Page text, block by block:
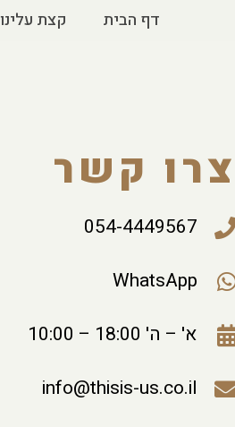
דף הבית קצת עלינו
צרו קשר
054-4449567
WhatsApp
א' – ה' 18:00 – 10:00
info@thisis-us.co.il